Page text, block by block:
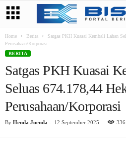
Home Berita
Satgas PKH Kuasai Kembali Lahan
Perusahaan/Korporasi
BERITA
Satgas PKH Kuasai
Seluas 674.178,44
Perusahaan/Korporasi
By Henda Juenda - 12 September 2025 336